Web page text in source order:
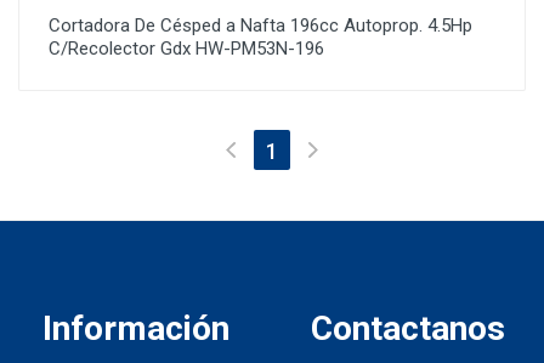
Cortadora De Césped a Nafta 196cc Autoprop. 4.5Hp
C/Recolector Gdx HW-PM53N-196
1 (current)
Información Contactanos